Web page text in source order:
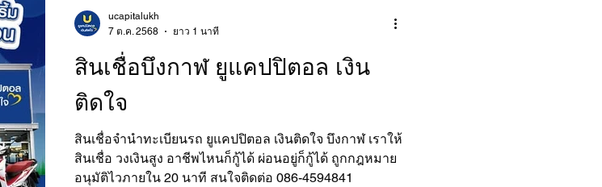
สินเชื่อบึงกาฬ ยูแคปปิตอล เงิน
ติดใจ
สินเชื่อจำนำทะเบียนรถ ยูแคปปิตอล เงินติดใจ บึงกาฬ เราให้
สินเชื่อ วงเงินสูง อาชีพไหนก็กู้ได้ ผ่อนอยู่ก็กู้ได้ ถูกกฎหมาย
อนุมัติไวภายใน 20 นาที สนใจติดต่อ 086-4594841
ucapitalukh
7 ต.ค. 2568
ยาว 1 นาที